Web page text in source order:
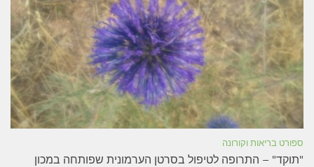
ספורט בריאות וקורונה
"תוקד" – התרופה לטיפול בסרטן הערמונית שפותחה במכון